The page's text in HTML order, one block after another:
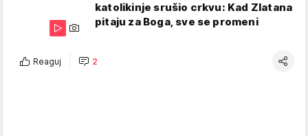
katolikinje srušio crkvu: Kad Zlatana
pitaju za Boga, sve se promeni
Reaguj 2